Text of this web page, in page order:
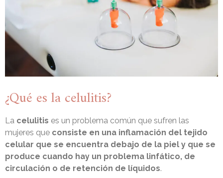
¿Qué es la celulitis?
La celulitis es un problema común que sufren las
mujeres que consiste en una inflamación del tejido
celular que se encuentra debajo de la piel y que se
produce cuando hay un problema linfático, de
circulación o de retención de líquidos.